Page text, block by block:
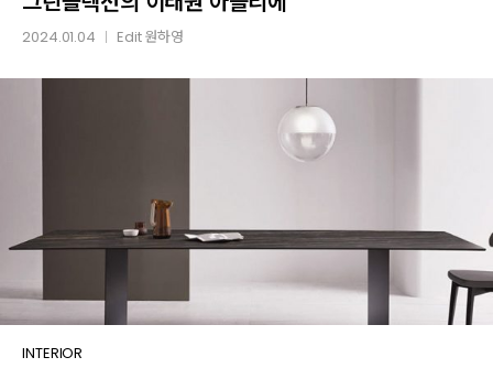
아틀리에
2024.01.04 Edit원하영
셀프
INTERIOR